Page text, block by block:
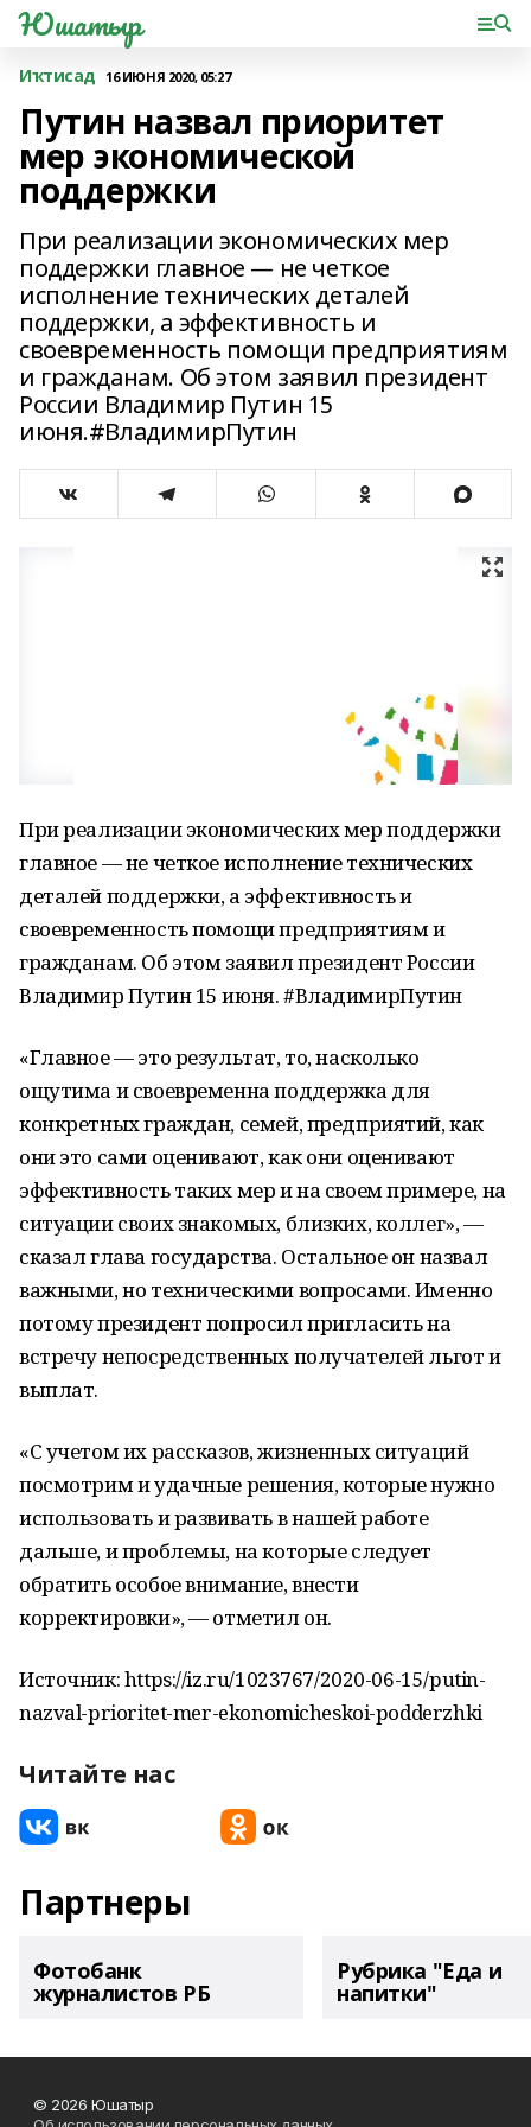
Юшатыр
Иҡтисад 16 ИЮНЯ 2020, 05:27
Путин назвал приоритет
мер экономической
поддержки
При реализации экономических мер
поддержки главное — не четкое
исполнение технических деталей
поддержки, а эффективность и
своевременность помощи предприятиям
и гражданам. Об этом заявил президент
России Владимир Путин 15
июня.#ВладимирПутин
При реализации экономических мер поддержки
главное — не четкое исполнение технических
деталей поддержки, а эффективность и
своевременность помощи предприятиям и
гражданам. Об этом заявил президент России
Владимир Путин 15 июня. #ВладимирПутин
«Главное — это результат, то, насколько
ощутима и своевременна поддержка для
конкретных граждан, семей, предприятий, как
они это сами оценивают, как они оценивают
эффективность таких мер и на своем примере, на
ситуации своих знакомых, близких, коллег», —
сказал глава государства. Остальное он назвал
важными, но техническими вопросами. Именно
потому президент попросил пригласить на
встречу непосредственных получателей льгот и
выплат.
«С учетом их рассказов, жизненных ситуаций
посмотрим и удачные решения, которые нужно
использовать и развивать в нашей работе
дальше, и проблемы, на которые следует
обратить особое внимание, внести
корректировки», — отметил он.
Источник: https://iz.ru/1023767/2020-06-15/putin-
nazval-prioritet-mer-ekonomicheskoi-podderzhki
Читайте нас
Партнеры
Фотобанк
журналистов РБ
Рубрика "Еда и
напитки"
© 2026 Юшатыр